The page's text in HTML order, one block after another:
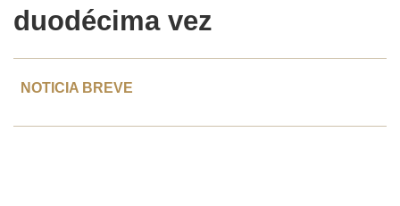
duodécima vez
NOTICIA BREVE